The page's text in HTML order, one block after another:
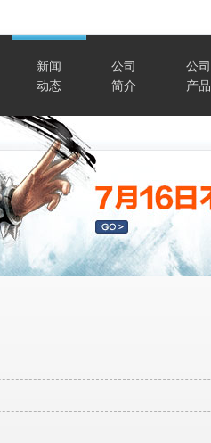
新闻
动态
公司
简介
公司
产品